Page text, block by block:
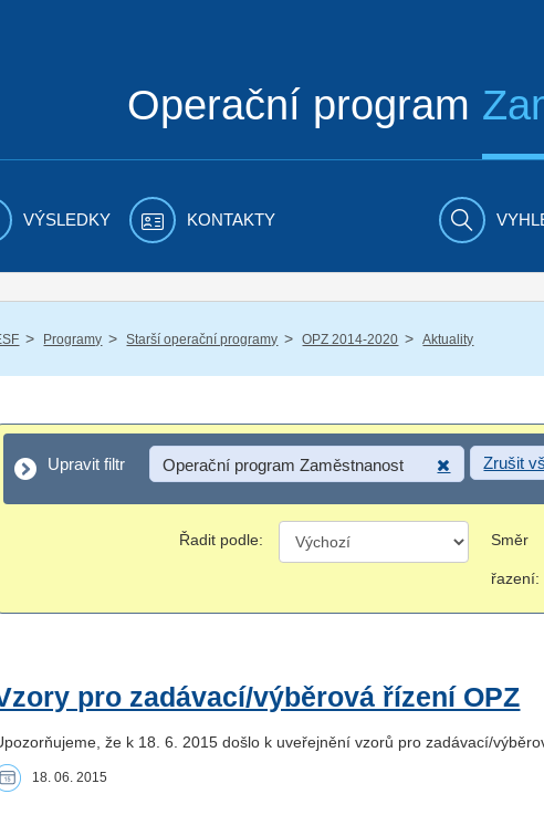
Operační program
VÝSLEDKY KONTAKTY
/ Programy / Starší operační programy / OPZ 2014-2020 / Aktuality
Upravit filtr
Upravit filtr Operační program Zaměstnanost Zrušit
Řadit podle: Směr
řazení:
pro zadávací/výběrová řízení OPZ
že k 18. 6. 2015 došlo k uveřejnění vzorů pro zadávací/
18. 06. 2015